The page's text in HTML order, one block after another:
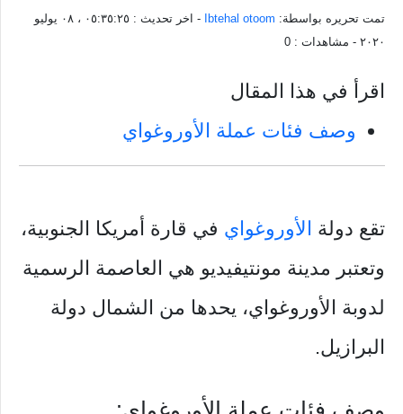
تمت تحريره بواسطة: Ibtehal otoom - اخر تحديث :
٠٥:٣٥:٢٥ ، ٠٨ يوليو
٢٠٢٠ - مشاهدات : 0
اقرأ في هذا المقال
وصف فئات عملة الأوروغواي
تقع دولة الأوروغواي في قارة أمريكا الجنوبية،
وتعتبر مدينة مونتيفيديو هي العاصمة الرسمية
لدوبة الأوروغواي، يحدها من الشمال دولة
البرازيل.